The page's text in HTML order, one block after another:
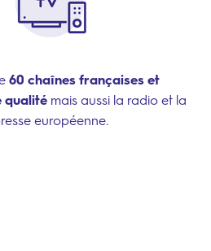
60 chaînes françaises et
qualité mais aussi la radio et la
européenne.